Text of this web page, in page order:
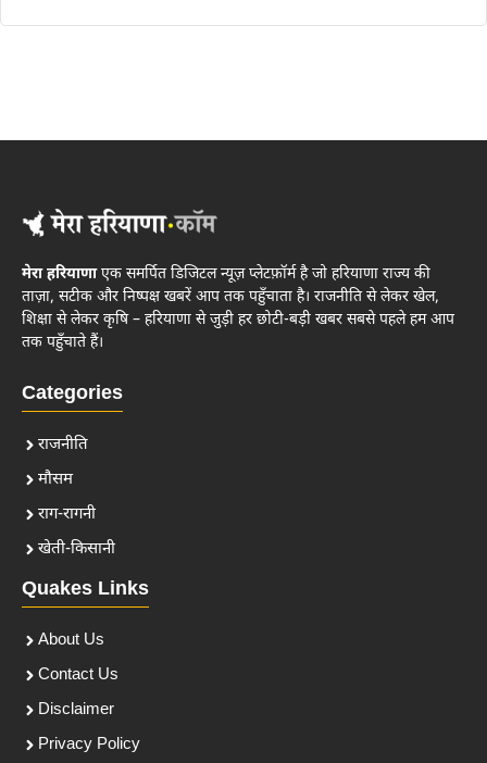
मेरा हरियाणाएक समर्पित डिजिटल न्यूज़ प्लेटफ़ॉर्म है जो हरियाणा राज्य की
ताज़ा, सटीक और निष्पक्ष खबरें आप तक पहुँचाता है। राजनीति से लेकर खेल,
शिक्षा से लेकर कृषि – हरियाणा से जुड़ी हर छोटी-बड़ी खबर सबसे पहले हम आप
तक पहुँचाते हैं।
Categories
राजनीति
मौसम
राग-रागनी
खेती-किसानी
Quakes Links
About Us
Contact Us
Disclaimer
Privacy Policy